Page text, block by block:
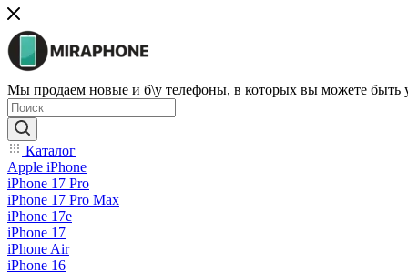
Мы продаем новые и б\у телефоны, в которых вы можете быть
Каталог
Apple iPhone
iPhone 17 Pro
iPhone 17 Pro Max
iPhone 17e
iPhone 17
iPhone Air
iPhone 16